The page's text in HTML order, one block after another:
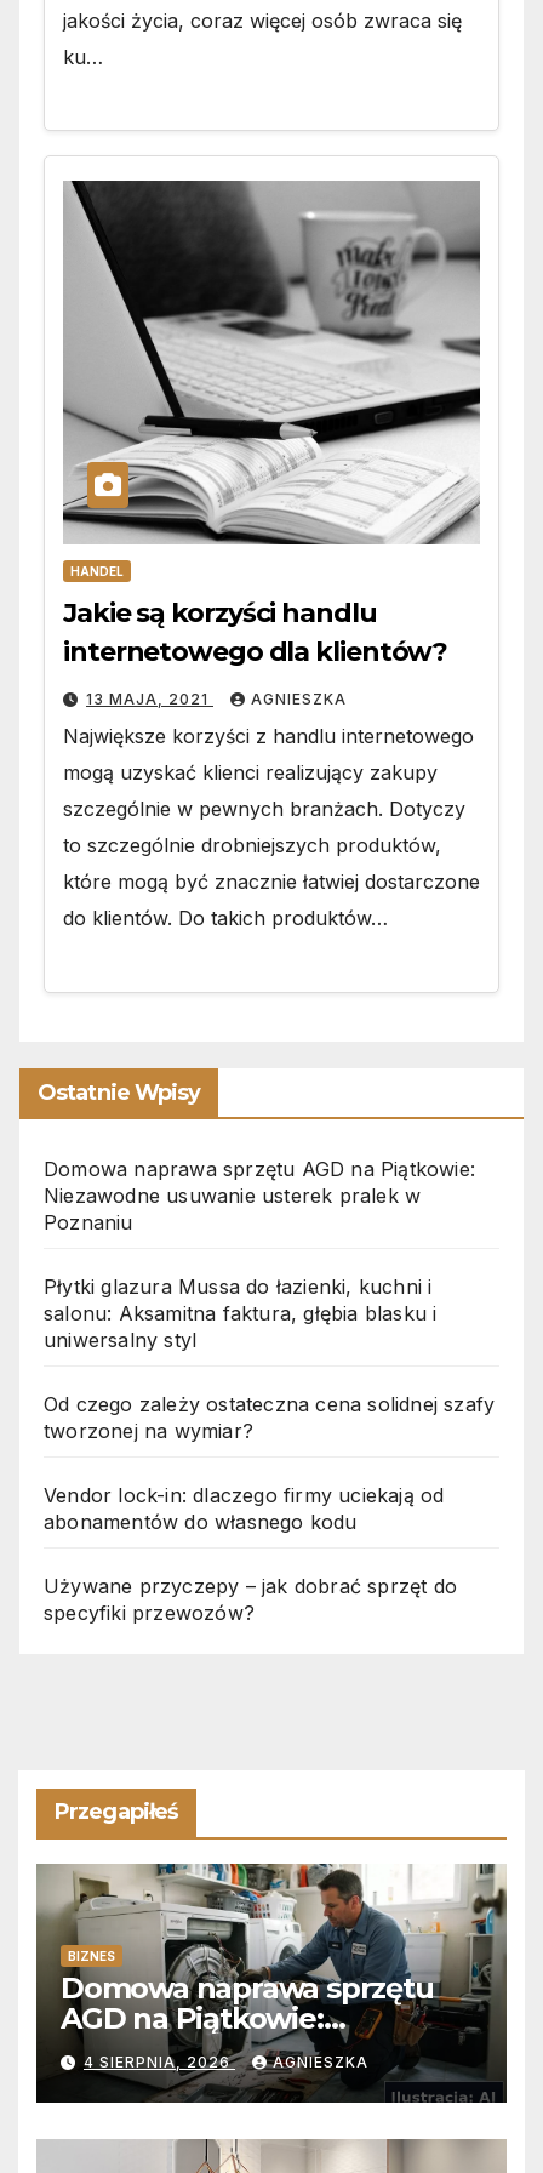
jakości życia, coraz więcej osób zwraca się
ku…
HANDEL
Jakie są korzyści handlu
internetowego dla klientów?
13 MAJA, 2021 AGNIESZKA
Największe korzyści z handlu internetowego
mogą uzyskać klienci realizujący zakupy
szczególnie w pewnych branżach. Dotyczy
to szczególnie drobniejszych produktów,
które mogą być znacznie łatwiej dostarczone
do klientów. Do takich produktów…
Ostatnie Wpisy
Domowa naprawa sprzętu AGD na Piątkowie:
Niezawodne usuwanie usterek pralek w
Poznaniu
Płytki glazura Mussa do łazienki, kuchni i
salonu: Aksamitna faktura, głębia blasku i
uniwersalny styl
Od czego zależy ostateczna cena solidnej szafy
tworzonej na wymiar?
Vendor lock-in: dlaczego firmy uciekają od
abonamentów do własnego kodu
Używane przyczepy – jak dobrać sprzęt do
specyfiki przewozów?
Przegapiłeś
BIZNES
Domowa naprawa sprzętu
AGD na Piątkowie:
Niezawodne usuwanie
usterek pralek w Poznaniu
4 SIERPNIA, 2026 AGNIESZKA